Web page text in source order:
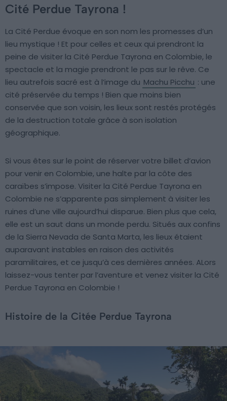
Cité Perdue Tayrona !
La Cité Perdue évoque en son nom les promesses d’un
lieu mystique ! Et pour celles et ceux qui prendront la
peine de visiter la Cité Perdue Tayrona en Colombie, le
spectacle et la magie prendront le pas sur le rêve. Ce
lieu autrefois sacré est à l’image du Machu Picchu : une
cité préservée du temps ! Bien que moins bien
conservée que son voisin, les lieux sont restés protégés
de la destruction totale grâce à son isolation
géographique.
Si vous êtes sur le point de réserver votre billet d’avion
pour venir en Colombie, une halte par la côte des
caraïbes s’impose. Visiter la Cité Perdue Tayrona en
Colombie ne s’apparente pas simplement à visiter les
ruines d’une ville aujourd’hui disparue. Bien plus que cela,
elle est un saut dans un monde perdu. Situés aux confins
de la Sierra Nevada de Santa Marta, les lieux étaient
auparavant instables en raison des activités
paramilitaires, et ce jusqu’à ces dernières années. ALors
laissez-vous tenter par l’aventure et venez visiter la Cité
Perdue Tayrona en Colombie !
Histoire de la Citée Perdue Tayrona